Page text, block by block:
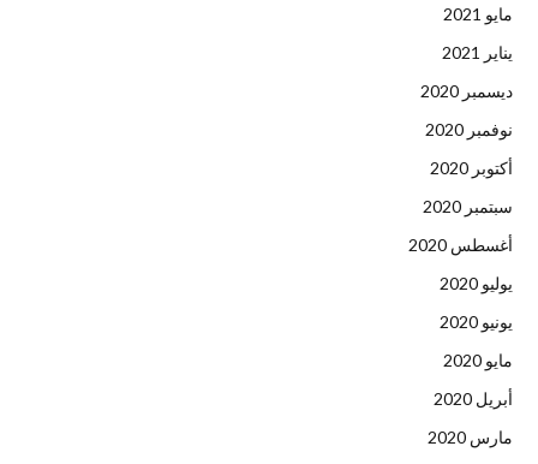
مايو 2021
يناير 2021
ديسمبر 2020
نوفمبر 2020
أكتوبر 2020
سبتمبر 2020
أغسطس 2020
يوليو 2020
يونيو 2020
مايو 2020
أبريل 2020
مارس 2020